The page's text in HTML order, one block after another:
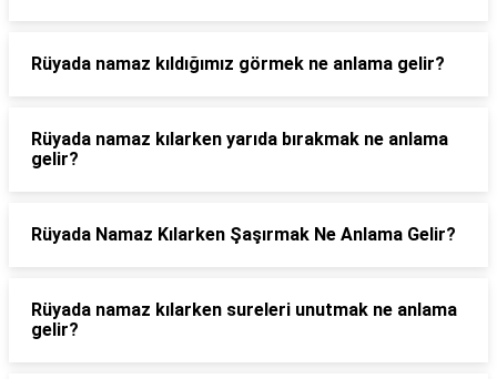
Rüyada namaz kıldığımız görmek ne anlama gelir?
Rüyada namaz kılarken yarıda bırakmak ne anlama
gelir?
Rüyada Namaz Kılarken Şaşırmak Ne Anlama Gelir?
Rüyada namaz kılarken sureleri unutmak ne anlama
gelir?